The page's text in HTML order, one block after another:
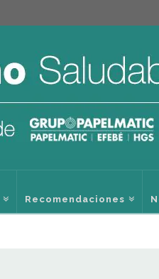
Recomendaciones